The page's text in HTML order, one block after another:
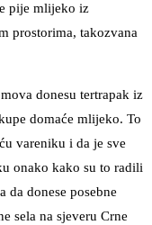
pije mlijeko iz
prostorima, takozvana
donesu tertrapak iz
domaće mlijeko. To
vareniku i da je sve
onako kako su to radili
da donese posebne
sela na sjeveru Crne